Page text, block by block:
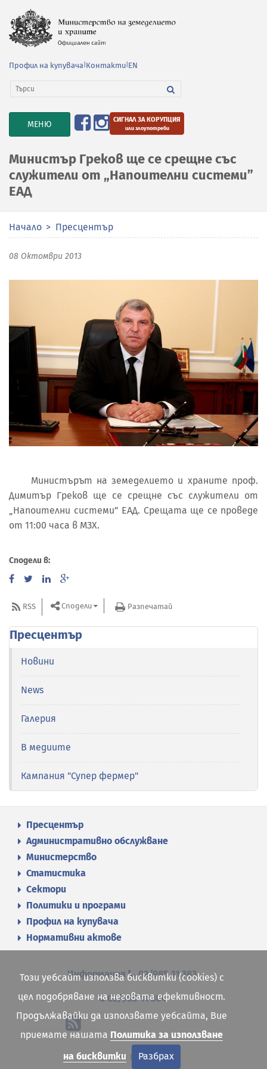
Профил на купувача Контакти EN
TOGGLE
NAVIGATION
МЕНЮ СИГНАЛ ЗА КОРУПЦИЯ
или злоупотреби
Министър Греков ще се срещне със
служители от „Напоителни системи”
ЕАД
Начало Пресцентър
08 Октомври 2013
Министърът на земеделието и храните проф.
Димитър Греков ще се срещне със служители от
„Напоителни системи” ЕАД. Срещата ще се проведе
от 11:00 часа в МЗХ.
Сподели в:
RSS Сподели Разпечатай
Пресцентър
Новини
News
Галерия
В медиите
Кампания "Супер фермер"
Пресцентър
Административно обслужване
Министерство
Статистика
Сектори
Политики и програми
Профил на купувача
Нормативни актове
Информация 02/985 11 383
02/985 11 384
Карта на сайта
Този уебсайт използва бисквитки (cookies) с
цел подобряване на неговата ефективност.
Продължавайки да използвате уебсайта, Вие
приемате нашата Политика за използване
на бисквитки
Разбрах